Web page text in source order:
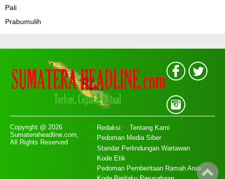
Pali
Prabumulih
Copyright @ 2026
Sumateraheadline.com,
All Rights Reserved
Redaksi
Tentang Kami
Pedoman Media Siber
Standar Perlindungan Wartawan
Kode Etik
Pedoman Pemberitaan Ramah Anak